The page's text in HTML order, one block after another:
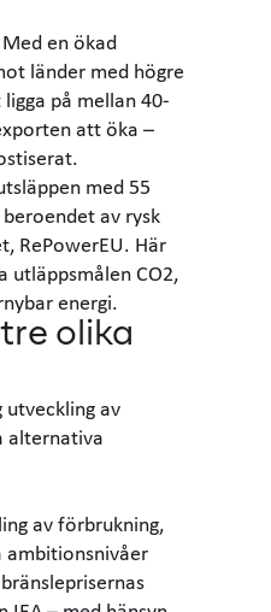
en ökad
länder med högre
på mellan 40-
att öka –
med 55
av rysk
RePowerEU. Här
utläppsmålen CO2,
energi.
olika
utveckling av
alternativa
av förbrukning,
ambitionsnivåer